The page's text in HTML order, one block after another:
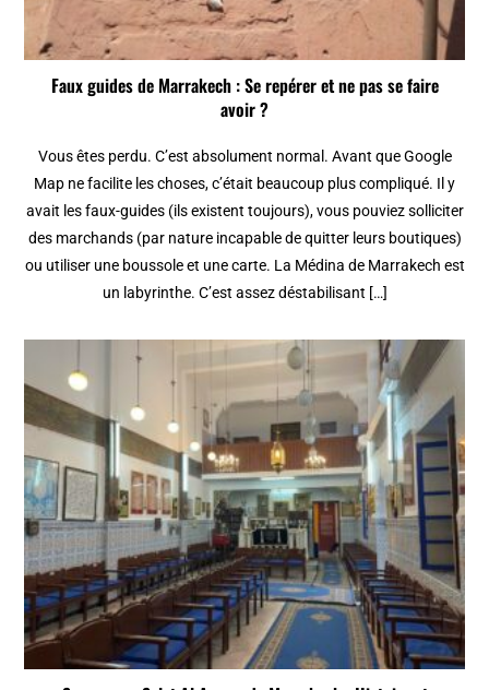
Faux guides de Marrakech : Se repérer et ne pas se faire
avoir ?
Vous êtes perdu. C’est absolument normal. Avant que Google
Map ne facilite les choses, c’était beaucoup plus compliqué. Il y
avait les faux-guides (ils existent toujours), vous pouviez solliciter
des marchands (par nature incapable de quitter leurs boutiques)
ou utiliser une boussole et une carte. La Médina de Marrakech est
un labyrinthe. C’est assez déstabilisant […]